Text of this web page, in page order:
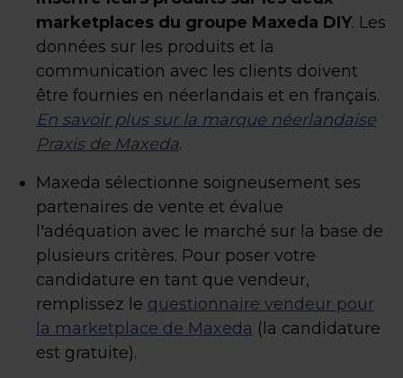
marketplaces du groupe Maxeda DIY. Les
données sur les produits et la
communication avec les clients doivent
être fournies en néerlandais et en français.
En savoir plus sur la marque néerlandaise
Praxis de Maxeda.
Maxeda sélectionne soigneusement ses
partenaires de vente et évalue
l'adéquation avec le marché sur la base de
plusieurs critères. Pour poser votre
candidature en tant que vendeur,
remplissez le questionnaire vendeur pour
la marketplace de Maxeda (la candidature
est gratuite).